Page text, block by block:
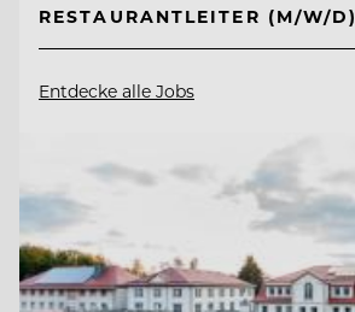
RESTAURANTLEITER (M/W/D)
Entdecke alle Jobs